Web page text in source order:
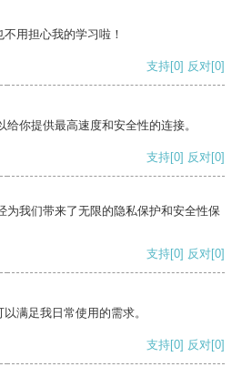
用担心我的学习啦！
支持[0] 反对[0]
你提供最高速度和安全性的连接。
支持[0] 反对[0]
为我们带来了无限的隐私保护和安全性保
支持[0] 反对[0]
满足我日常使用的需求。
支持[0] 反对[0]